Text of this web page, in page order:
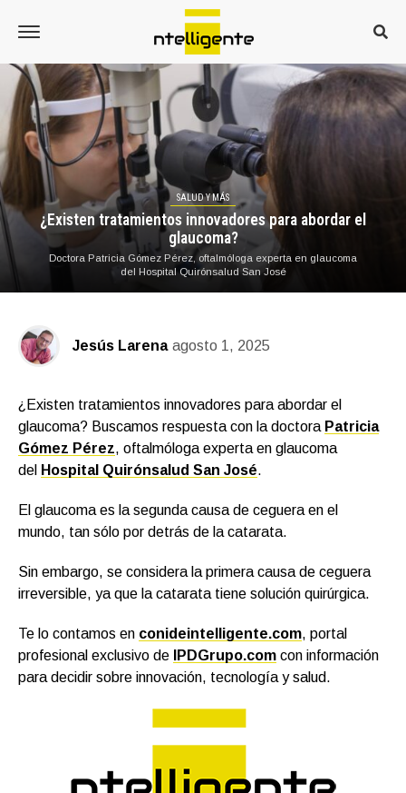
SALUD Y MÁS
¿Existen tratamientos innovadores para abordar el
glaucoma?
Doctora Patricia Gómez Pérez, oftalmóloga experta en glaucoma
del Hospital Quirónsalud San José
Jesús Larena agosto 1, 2025
¿Existen tratamientos innovadores para abordar el
glaucoma? Buscamos respuesta con la doctora Patricia
Gómez Pérez, oftalmóloga experta en glaucoma
del Hospital Quirónsalud San José.
El glaucoma es la segunda causa de ceguera en el
mundo, tan sólo por detrás de la catarata.
Sin embargo, se considera la primera causa de ceguera
irreversible, ya que la catarata tiene solución quirúrgica.
Te lo contamos en conideintelligente.com, portal
profesional exclusivo de
IPDGrupo.com con información
para decidir sobre innovación, tecnología y salud.